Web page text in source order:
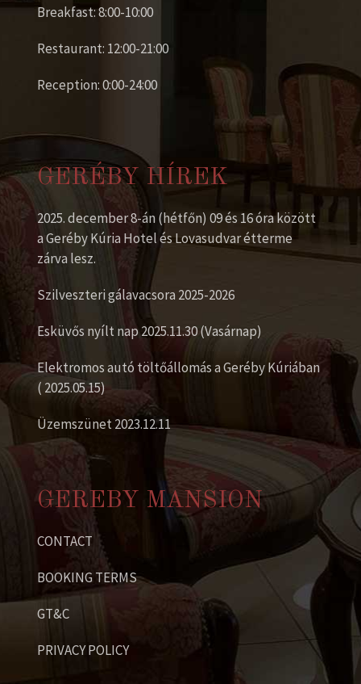
Breakfast: 8:00-10:00
Restaurant: 12:00-21:00
Reception: 0:00-24:00
GERÉBY HÍREK
2025. december 8-án (hétfőn) 09 és 16 óra között
a Geréby Kúria Hotel és Lovasudvar étterme
zárva lesz.
Szilveszteri gálavacsora 2025-2026
Esküvős nyílt nap 2025.11.30 (Vasárnap)
Elektromos autó töltőállomás a Geréby Kúriában
( 2025.05.15)
Üzemszünet 2023.12.11
GEREBY MANSION
CONTACT
BOOKING TERMS
GT&C
PRIVACY POLICY